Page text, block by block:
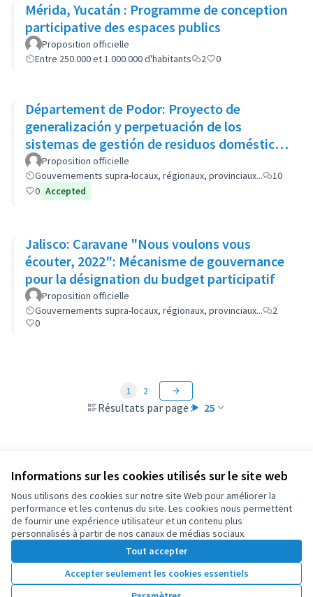
Informations sur les cookies utilisés sur le site web
Nous utilisons des cookies sur notre site Web pour améliorer la
performance et les contenus du site. Les cookies nous permettent
de fournir une expérience utilisateur et un contenu plus
personnalisés à partir de nos canaux de médias sociaux.
Tout accepter
Accepter seulement les cookies essentiels
Mérida, Yucatán : Programme de conception
participative des espaces publics
Proposition officielle
Entre 250.000 et 1.000.000 d'habitants
2 0
Département de Podor: Proyecto de
generalización y perpetuación de los
sistemas de gestión de residuos domésticos
(GP-GOM).
Proposition officielle
Gouvernements supra-locaux, régionaux, provinciaux...
10
0 Accepted
Jalisco: Caravane "Nous voulons vous
écouter, 2022": Mécanisme de gouvernance
pour la désignation du budget participatif
Proposition officielle
Gouvernements supra-locaux, régionaux, provinciaux...
2
0
Résultats par page : 25
1 2
Conditions d'utilisation
Paramètres des cookies
OIDP sur X
(Lien externe)
OIDP sur Facebook
(Lien externe)
OIDP sur YouTube
(Lien externe)
Français
Choose languageChoisir la langueElegir el idioma
Licence
(Lien